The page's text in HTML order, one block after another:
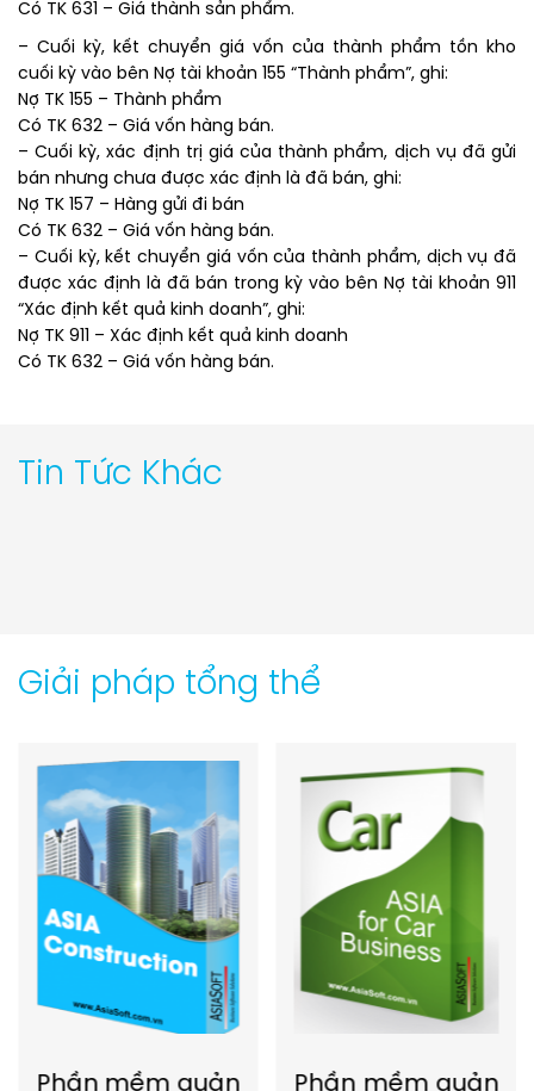
Có TK 631 – Giá thành sản phẩm.
– Cuối kỳ, kết chuyển giá vốn của thành phẩm tồn kho
cuối kỳ vào bên Nợ tài khoản 155 “Thành phẩm”, ghi:
Nợ TK 155 – Thành phẩm
Có TK 632 – Giá vốn hàng bán.
– Cuối kỳ, xác định trị giá của thành phẩm, dịch vụ đã gửi
bán nhưng chưa được xác định là đã bán, ghi:
Nợ TK 157 – Hàng gửi đi bán
Có TK 632 – Giá vốn hàng bán.
– Cuối kỳ, kết chuyển giá vốn của thành phẩm, dịch vụ đã
được xác định là đã bán trong kỳ vào bên Nợ tài khoản 911
“Xác định kết quả kinh doanh”, ghi:
Nợ TK 911 – Xác định kết quả kinh doanh
Có TK 632 – Giá vốn hàng bán.
Tin Tức Khác
Giải pháp tổng thể
Phần mềm quản
Phần mềm quản